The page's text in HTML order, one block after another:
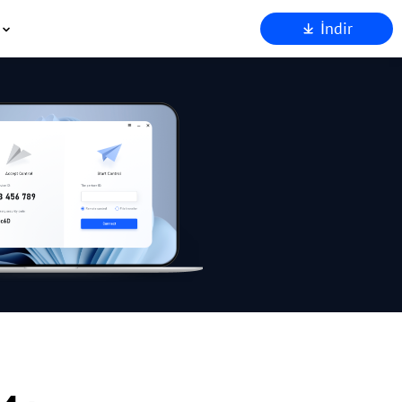
Ortakları
AnyViewer
İndir